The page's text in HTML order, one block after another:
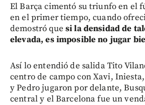
El Barça cimentó su triunfo en el
en el primer tiempo, cuando
demostró que si la densidad de
elevada, es imposible no jugar
Así lo entendió de salida Tito
centro de campo con Xavi,
y Pedro jugaron por delante,
central y el Barcelona fue un